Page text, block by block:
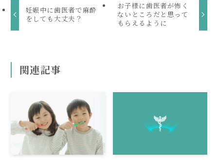
妊娠中に歯医者で麻酔
をしても大丈夫？
お子様に歯医者が怖く
ないところだと思って
もらえるように
関連記事